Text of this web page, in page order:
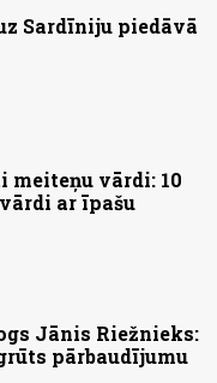
Sardīniju piedāvā
meiteņu vārdi: 10
ar īpašu
Jānis Riežnieks:
pārbaudījumu